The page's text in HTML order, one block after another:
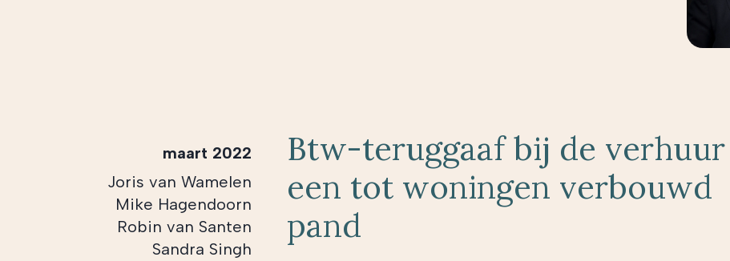
Btw-teruggaaf bij de
een tot woningen verbouwd
pand
maart 2022
Joris van Wamelen
Mike Hagendoorn
Robin van Santen
Sandra Singh